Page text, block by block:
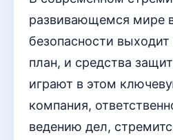
развивающемся мире
безопасности
план, и средства
играют в этом
компания,
ведению дел,